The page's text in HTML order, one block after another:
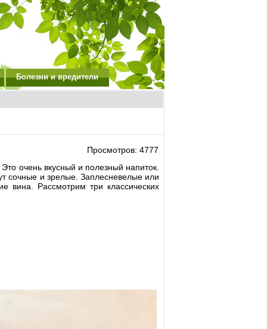
Болезни и вредители
Просмотров: 4777
очень вкусный и полезный напиток.
сочные и зрелые. Заплесневелые или
вина. Рассмотрим три классических